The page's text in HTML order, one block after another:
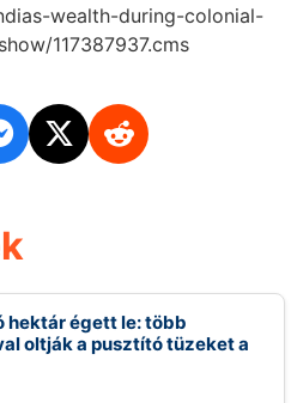
wealth-during-colonial-
117387937.cms
hektár égett le: több
oltják a pusztító tüzeket a